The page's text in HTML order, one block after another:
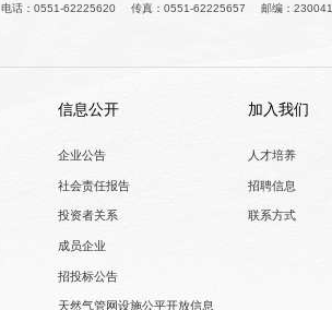
电话：0551-62225620 传真：0551-62225657 邮编：230041
信息公开
企业公告
社会责任报告
投资者关系
成员企业
招投标公告
天然气管网设施公平开放信息
加入我们
人才培养
招聘信息
联系方式